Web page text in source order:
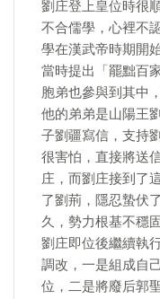
劉庄登上皇位時很
不合儒學，心裡不
學在漢武帝時期開
當時提出「罷黜百
胞弟也參與到其中
他的弟弟是山陽王
子劉疆寫信，支持
很害怕，直接將送
庄，而劉庄接到了
了劉荊，隱忍蟄伏
久，勢力根基不穩
劉庄即位後繼續執
調改，一是組成自
位，二是將廢后郭